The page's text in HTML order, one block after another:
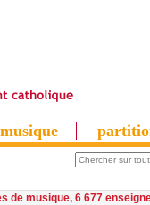
musique
de musique, 6 677